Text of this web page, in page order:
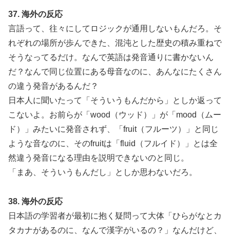
37. 海外の反応
言語って、往々にしてロジックが通用しないもんだろ。そ
れぞれの場所が歩んできた、混沌とした歴史の積み重ねで
そうなってるだけ。なんで英語は発音通りに書かないん
だ？なんで同じ位置にある母音なのに、あんなにたくさん
の違う発音があるんだ？
日本人に聞いたって「そういうもんだから」としか返って
こないよ。お前らが「wood（ウッド）」が「mood（ムー
ド）」みたいに発音されず、「fruit（フルーツ）」と同じ
ような音なのに、そのfruitは「fluid（フルイド）」とは全
然違う発音になる理由を説明できないのと同じ。
「まあ、そういうもんだし」としか思わないだろ。
38. 海外の反応
日本語の学習者が最初に抱く疑問って大体「ひらがなとカ
タカナがあるのに、なんで漢字がいるの？」なんだけど、